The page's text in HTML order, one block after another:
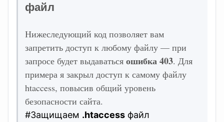
файл
Нижеследующий код позволяет вам
запретить доступ к любому файлу — при
запросе будет выдаватьсяошибка 403. Для
примера я закрыл доступ к самому файлу
htaccess, повысив общий уровень
безопасности сайта.
#Защищаем .htaccess файл